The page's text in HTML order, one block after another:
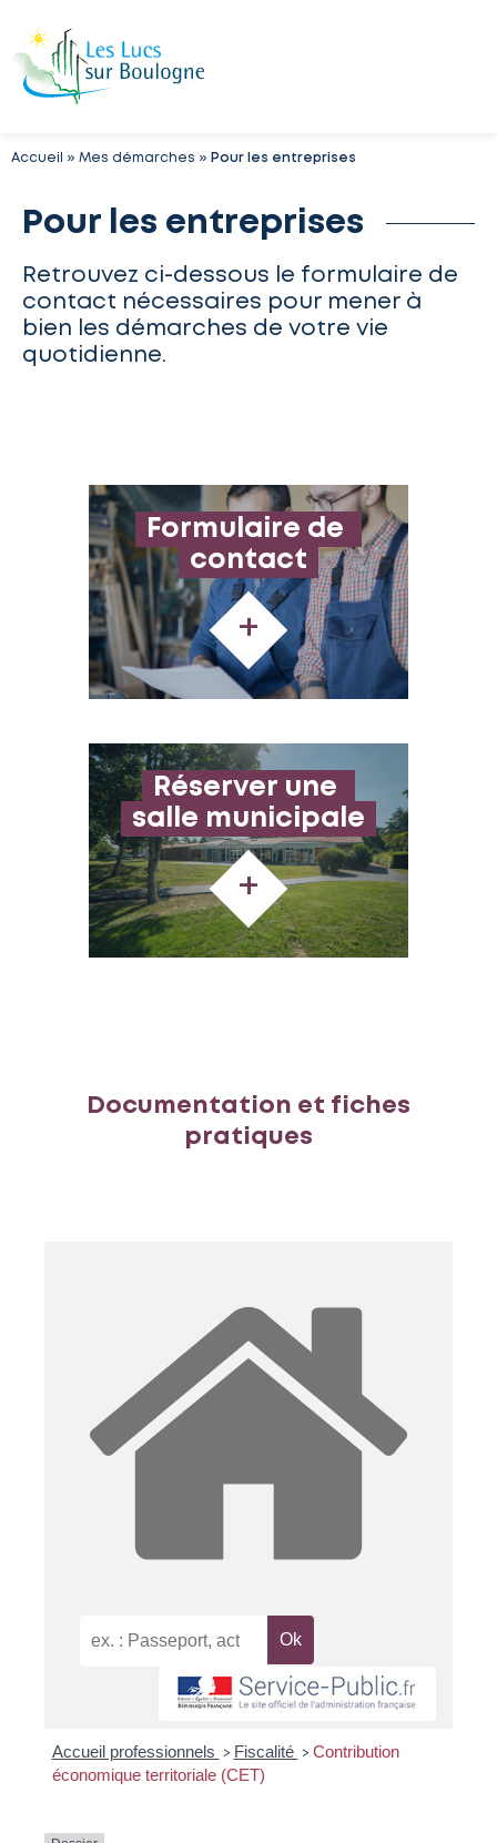
Accueil » Mes démarches » Pour les entreprises
Pour les entreprises
Retrouvez ci-dessous le formulaire de
contact nécessaires pour mener à
bien les démarches de votre vie
quotidienne.
Formulaire de
contact
+
Réserver une
salle municipale
+
Documentation et fiches
pratiques
Accueil professionnels > Fiscalité > Contribution
économique territoriale (CET)